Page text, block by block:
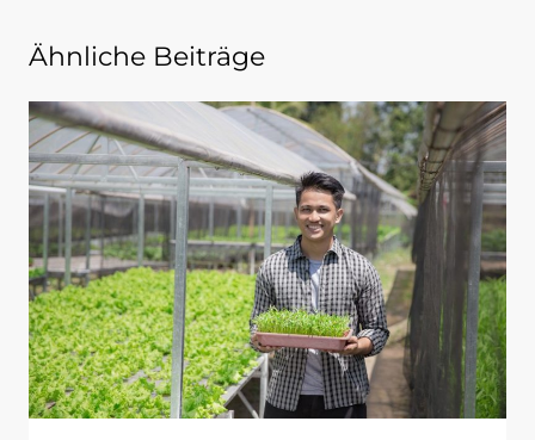
Ähnliche Beiträge